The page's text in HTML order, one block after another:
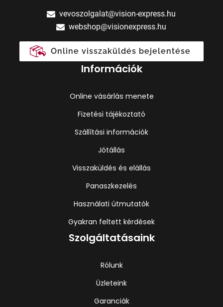
vevoszolgalat@vision-express.hu
webshop@visionexpress.hu
Online visszaküldés bejelentése
Információk
Online vásárlás menete
Fizetési tájékoztató
Szállítási információk
Jótállás
Visszaküldés és elállás
Panaszkezelés
Használati útmutatók
Gyakran feltett kérdések
Szolgáltatásaink
Rólunk
Üzleteink
Garanciák